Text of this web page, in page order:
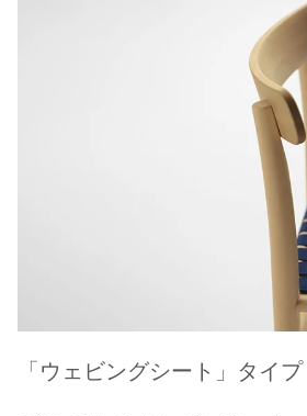
「ウェビングシート」タイプ